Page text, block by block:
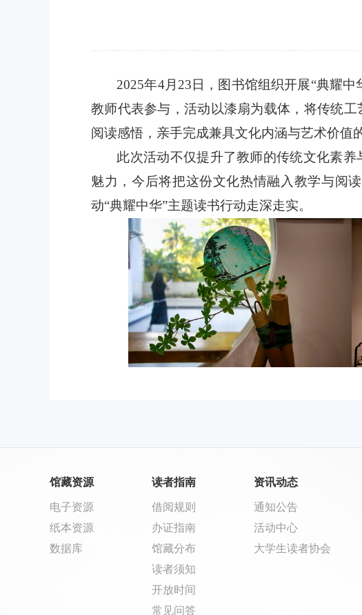
2025年4月23日，图书馆组织开展“典耀
教师代表参与，活动以漆扇为载体，将传统
阅读感悟，亲手完成兼具文化内涵与艺术价值
此次活动不仅提升了教师的传统文化素
魅力，今后将把这份文化热情融入教学与阅
动“典耀中华”主题读书行动走深走实。
馆藏资源
电子资源
纸本资源
数据库
读者指南
借阅规则
办证指南
馆藏分布
读者须知
开放时间
常见问答
资讯动态
通知公告
活动中心
大学生读者协会